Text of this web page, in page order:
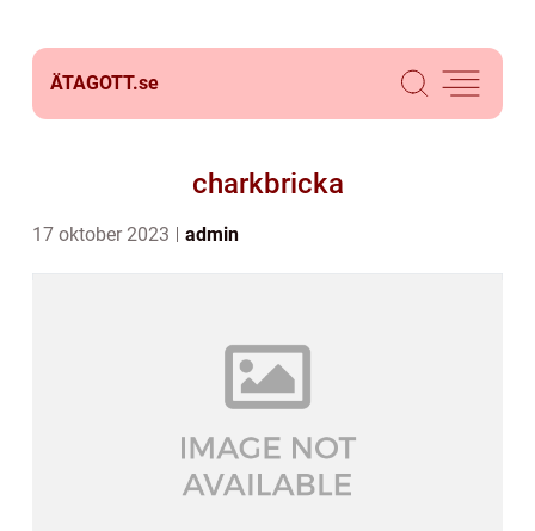
ÄTAGOTT.se
charkbricka
17 oktober 2023 admin